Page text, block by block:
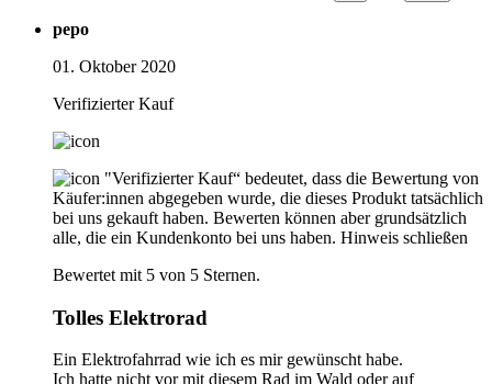
pepo
01. Oktober 2020
Verifizierter Kauf
"Verifizierter Kauf“ bedeutet, dass die Bewertung von
Käufer:innen abgegeben wurde, die dieses Produkt tatsächlich
bei uns gekauft haben. Bewerten können aber grundsätzlich
alle, die ein Kundenkonto bei uns haben. Hinweis schließen
Bewertet mit 5 von 5 Sternen.
Tolles Elektrorad
Ein Elektrofahrrad wie ich es mir gewünscht habe.
Ich hatte nicht vor mit diesem Rad im Wald oder auf